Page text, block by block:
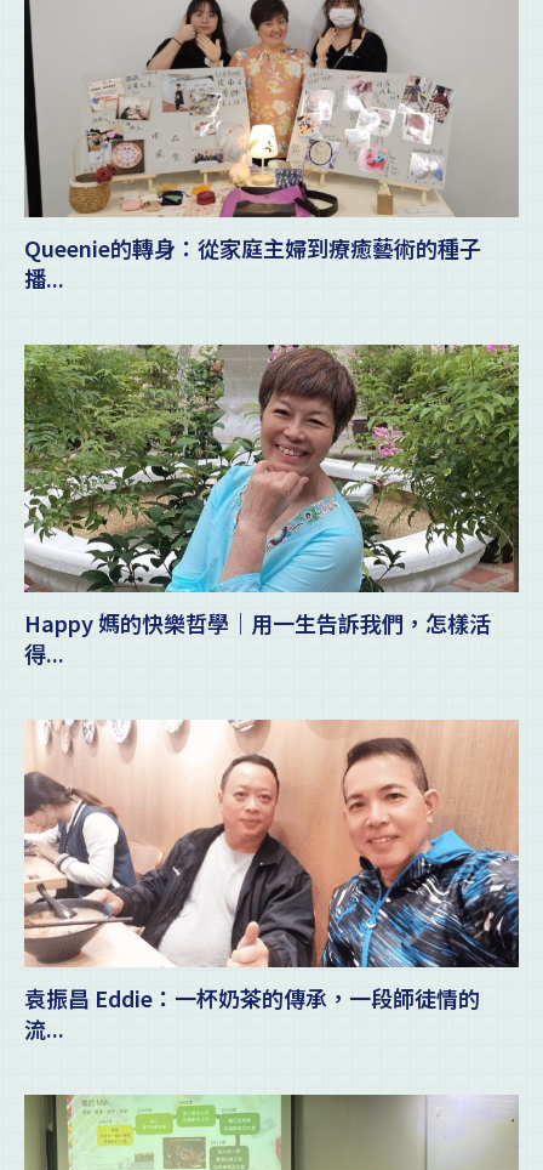
Queenie的轉身：從家庭主婦到療癒藝術的種子
播...
Happy 媽的快樂哲學｜用一生告訴我們，怎樣活
得...
袁振昌 Eddie：一杯奶茶的傳承，一段師徒情的
流...